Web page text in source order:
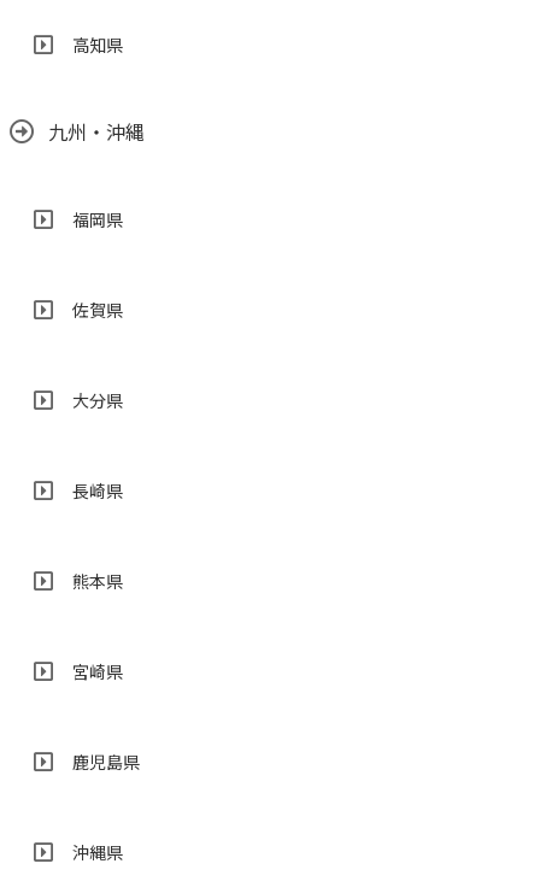
高知県
九州・沖縄
福岡県
佐賀県
大分県
長崎県
熊本県
宮崎県
鹿児島県
沖縄県